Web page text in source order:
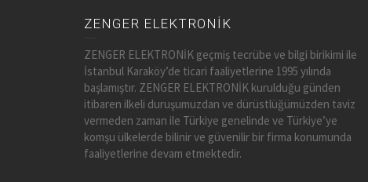
ZENGER ELEKTRONİK
ZENGER ELEKTRONİK geçmiş tecrübe ve bilgi birikimi ile
İstanbul Karaköy’de ticari faaliyetlerine 1995 yılında
başlamıştır. ZENGER ELEKTRONİK kurulduğu günden
itibaren ilkeli duruşumuzdan ve dürüstlüğümüzden taviz
vermeden zaman ile Türkiye genelinde ve Türkiye’ye
komşu ülkelerde bilinir ve güvenilir bir firma konumunda
faaliyetlerine devam etmektedir.